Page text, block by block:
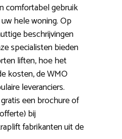
comfortabel gebruik
hele woning. Op
beschrijvingen
specialisten bieden
liften, hoe het
kosten, de WMO
leveranciers.
een brochure of
bij
fabrikanten uit de